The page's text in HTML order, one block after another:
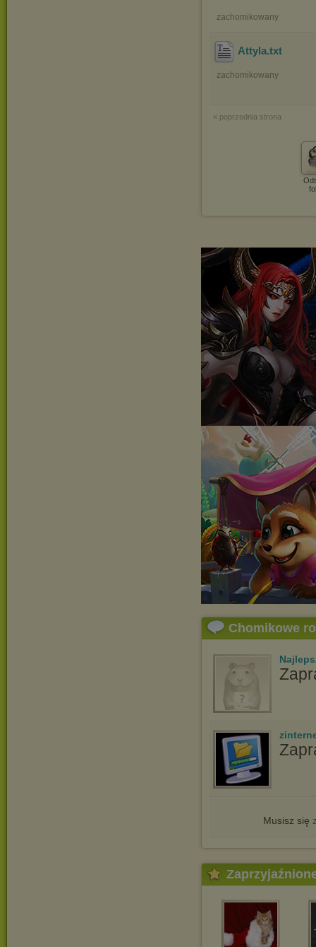
zachomikowany
Attyla.txt
zachomikowany
« poprzednia strona
Chomikowe
Musisz się